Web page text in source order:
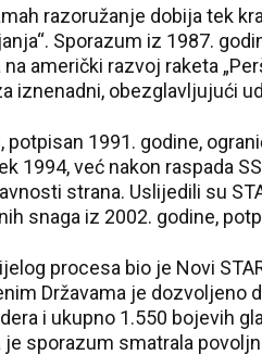
razoružanje dobija tek
Sporazum iz 1987.
na američki razvoj raketa
iznenadni, obezglavljujući
potpisan 1991. godine,
1994, već nakon raspada
strana. Uslijedili su
snaga iz 2002. godine,
procesa bio je Novi
Državama je dozvoljeno
i ukupno 1.550 bojevih
je sporazum smatrala